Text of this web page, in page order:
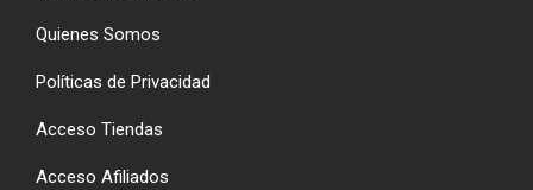
Quienes Somos
Políticas de Privacidad
Acceso Tiendas
Acceso Afiliados